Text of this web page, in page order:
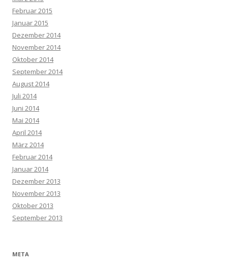
Februar 2015
Januar 2015
Dezember 2014
November 2014
Oktober 2014
September 2014
August 2014
Juli 2014
Juni 2014
Mai 2014
April 2014
März 2014
Februar 2014
Januar 2014
Dezember 2013
November 2013
Oktober 2013
September 2013
META